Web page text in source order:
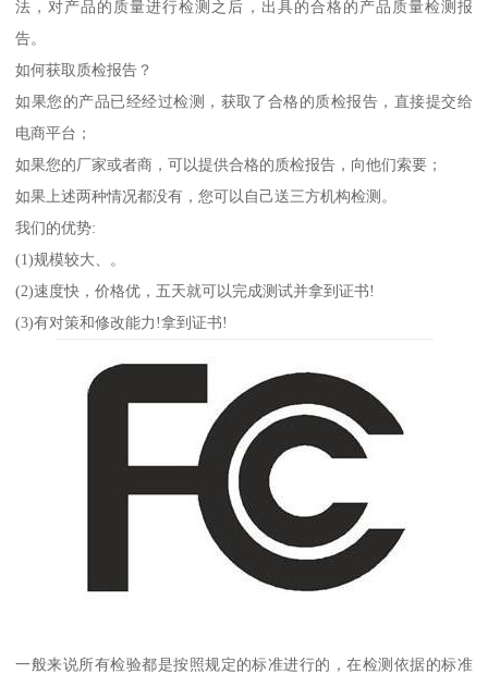
法，对产品的质量进行检测之后，出具的合格的产品质量检测报
告。
如何获取质检报告？
如果您的产品已经经过检测，获取了合格的质检报告，直接提交给
电商平台；
如果您的厂家或者商，可以提供合格的质检报告，向他们索要；
如果上述两种情况都没有，您可以自己送三方机构检测。
我们的优势:
(1)规模较大、。
(2)速度快，价格优，五天就可以完成测试并拿到证书!
(3)有对策和修改能力!拿到证书!
一般来说所有检验都是按照规定的标准进行的，在检测依据的标准